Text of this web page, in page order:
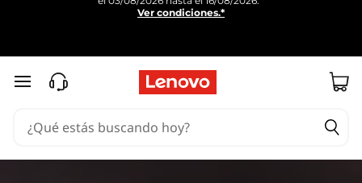
Ver condiciones.*
Ir al contenido principal